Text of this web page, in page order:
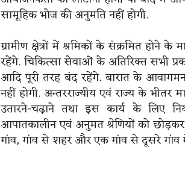
सामूहिक भोज की अनुमति नहीं होगी.
ग्रामीण क्षेत्रों में श्रमिकों के संक्रमित
रहेंगे. चिकित्सा सेवाओं के अतिरिक्त सभी
आदि पूरी तरह बंद रहेंगे. बारात के
नहीं होगी. अन्तरराज्यीय एवं राज्य के
उतारने-चढ़ाने तथा इस कार्य के लिए
आपातकालीन एवं अनुमत श्रेणियों को
गांव, गांव से शहर और एक गांव से दूसरे गांव